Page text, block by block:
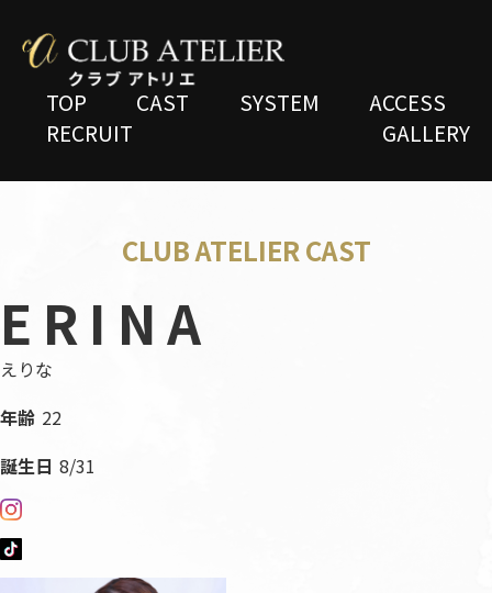
TOP CAST SYSTEM
ACCESS
RECRUIT
GALLERY
CLUB ATELIER CAST
​ERINA
えりな
年齢 22
誕生日 8/31